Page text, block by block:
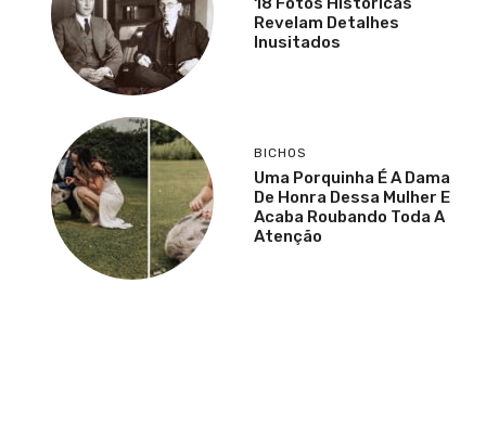
Revelam Detalhes
Inusitados
BICHOS
Uma Porquinha É A Dama
De Honra Dessa Mulher E
Acaba Roubando Toda A
Atenção